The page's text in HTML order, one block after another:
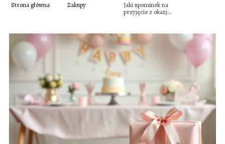
Strona główna Zakupy
Jaki upominek na
przyjęcie z okazji